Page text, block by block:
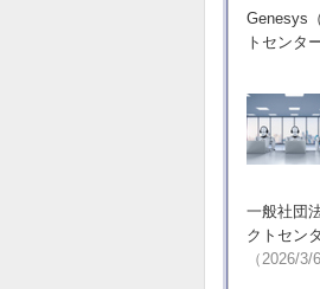
Genesys
トセンタ
一般社団
クトセン
（2026/3/6